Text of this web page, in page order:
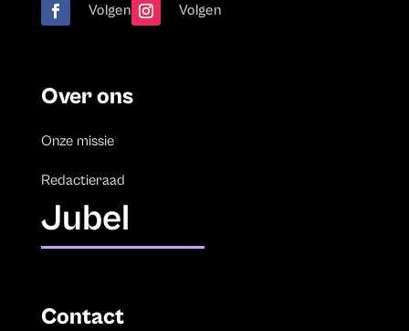
Volgen Volgen
Over ons
Onze missie
Redactieraad
Jubel
Contact